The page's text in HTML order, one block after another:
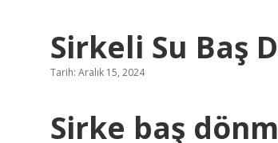
Sirkeli Su Baş
Tarih: Aralık 15, 2024
Sirke baş